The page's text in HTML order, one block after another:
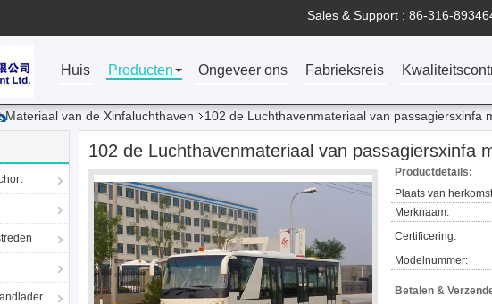
Sales & Support : 86-316-
Huis Producten Ongeveer ons Fabrieksreis
Materiaal van de Xinfaluchthaven 102 de Luchthavenmateriaal van passagiersxinfa
102 de Luchthavenmateriaal van passagiersxinfa
Productdetails:
Plaats van
Merknaam:
Certificering:
Modelnummer:
Betalen &